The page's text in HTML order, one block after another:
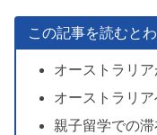
この記事を読むと
オーストラリ
オーストラリ
親子留学での